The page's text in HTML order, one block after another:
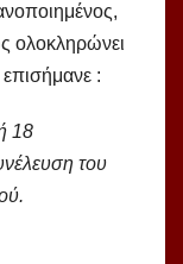
ολοκληρώνει
:
18
του